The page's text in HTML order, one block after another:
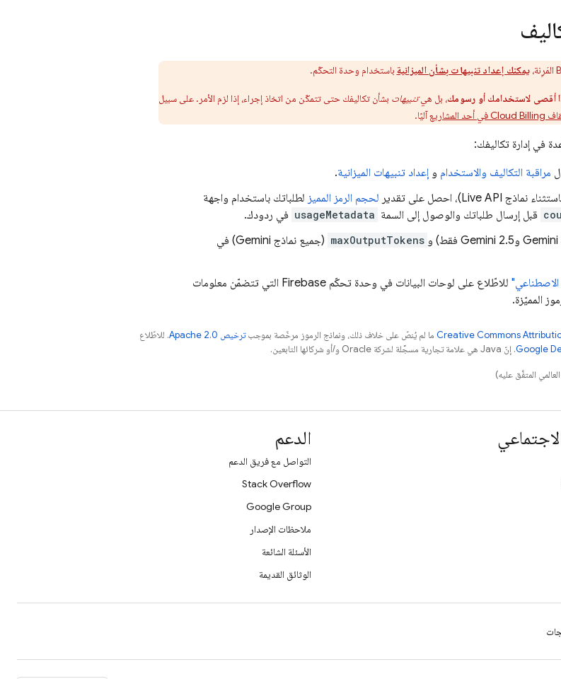
يمكنك إعداد تنبيهات بشأن الميزانية باستخدام وحدة التحكّم.
أقصى لاستخدامك أو رسومك، بل هيتنبيهات بشأن تكاليفك حتى تتمكّن من اتخاذ إجراء، إذا لزم الأمر. على سبيل
Cloud Billingفي أحد المشاريعآليًا.
في إدارة تكاليفك:
مراقبة التكاليف والاستخدام و إعداد تنبيهات الميزانية.
نماذج Live API)، احصل على تقدير لحجم الرمز المميز لطلباتك باستخدام واجهة
قبل إرسال طلباتك والوصول إلى السمة usageMetadata في ردودك.
Gemini
Gemini 2.5 فقط) و maxOutputTokens (جميع نماذج Gemini) في
الاصطناعي" للاطّلاع على لوحات البيانات في وحدة تحكّم Firebase التي تتضمّن معلومات
المميّزة.
ما لم يُنصّ على خلاف ذلك، ونماذج الرموز مرخّصة بموجبترخيص Apache 2.0‏
. للاطّلاع
. إنّ Java هي علامة تجارية مسجَّلة لشركة Oracle و/أو شركائها التابعين.
الدعم
التواصل مع فريق الدعم
Stack Overflow
Google Group
ملاحظات الإصدار
الأسئلة الشائعة
الوثائق القديمة